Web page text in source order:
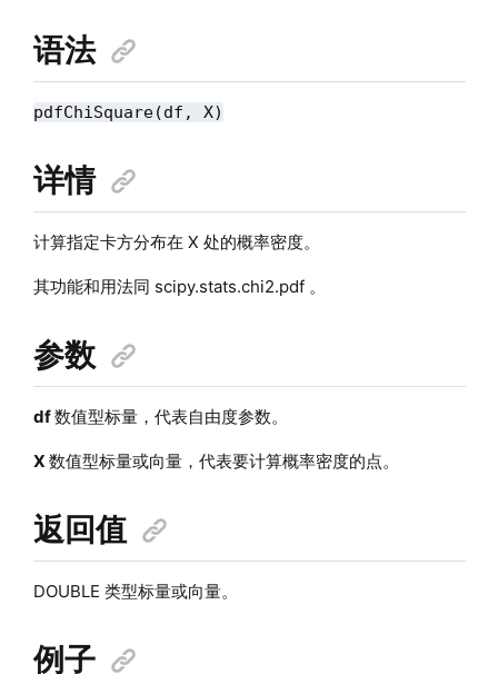
语法
pdfChiSquare(df, X)
详情
计算指定卡方分布在 X 处的概率密度。
其功能和用法同 scipy.stats.chi2.pdf 。
参数
df数值型标量，代表自由度参数。
X 数值型标量或向量，代表要计算概率密度的点。
返回值
DOUBLE 类型标量或向量。
例子